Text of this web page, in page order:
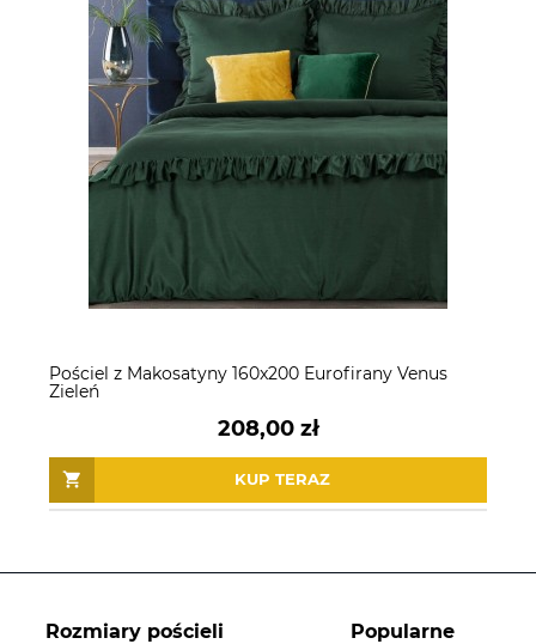
Pościel z Makosatyny 160x200 Eurofirany Venus
Zieleń
208,00 zł
KUP TERAZ
Rozmiary pościeli Popularne